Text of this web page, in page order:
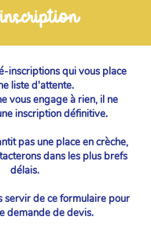
inscriptions qui vous place
liste d'attente.
vous engage à rien, il ne
inscription définitive.
pas une place en crèche,
dans les plus brefs
délais.
servir de ce formulaire pour
demande de devis.